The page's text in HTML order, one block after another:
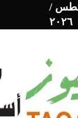
/ أغسطس /
٢٠٢٦